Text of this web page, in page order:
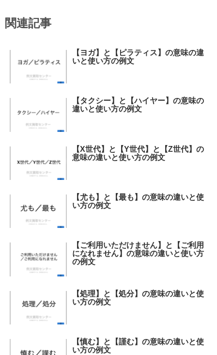
関連記事
【ヨガ】と【ピラティス】の意味の違
いと使い方の例文
【タクシー】と【ハイヤー】の意味の
違いと使い方の例文
【X世代】と【Y世代】と【Z世代】の
意味の違いと使い方の例文
【尤も】と【最も】の意味の違いと使
い方の例文
【ご利用いただけません】と【ご利用
になれません】の意味の違いと使い方
の例文
【処理】と【処分】の意味の違いと使
い方の例文
【慎む】と【謹む】の意味の違いと使
い方の例文